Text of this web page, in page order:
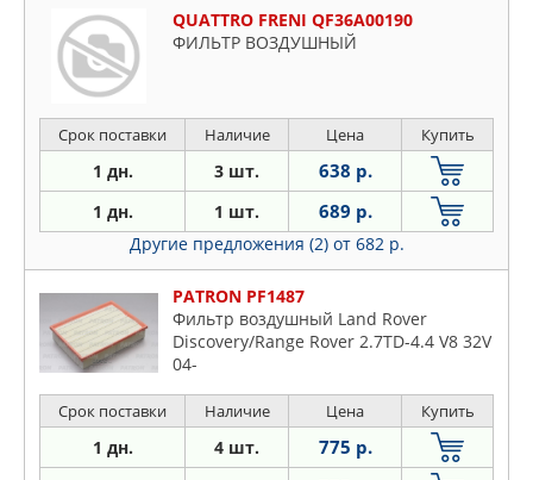
QUATTRO FRENI QF36A00190
ФИЛЬТР ВОЗДУШНЫЙ
Срок поставки Наличие Цена Купить
1 дн. 3 шт. 638 р.
1 дн. 1 шт. 689 р.
Другие предложения (2) от 682 р.
PATRON PF1487
Фильтр воздушный Land Rover
Discovery/Range Rover 2.7TD-4.4 V8 32V
04-
Срок поставки Наличие Цена Купить
1 дн. 4 шт. 775 р.